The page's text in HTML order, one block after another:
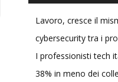
Lavoro, cresce il
cybersecurity tra i
I professionisti tech
38% in meno dei